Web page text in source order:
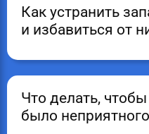
Как устранить
и избавиться от
Что делать,
было